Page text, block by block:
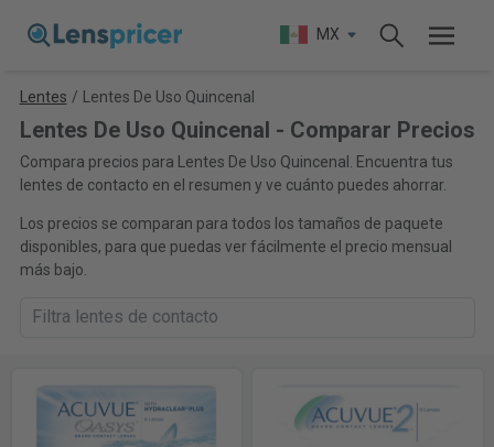
MX
Lentes / Lentes De Uso Quincenal
Lentes De Uso Quincenal - Comparar Precios
Compara precios para Lentes De Uso Quincenal. Encuentra tus
lentes de contacto en el resumen y ve cuánto puedes ahorrar.
Los precios se comparan para todos los tamaños de paquete
disponibles, para que puedas ver fácilmente el precio mensual
más bajo.